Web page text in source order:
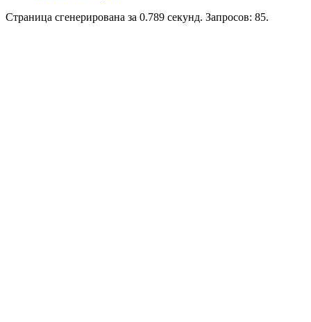
Страница сгенерирована за 0.789 секунд. Запросов: 85.